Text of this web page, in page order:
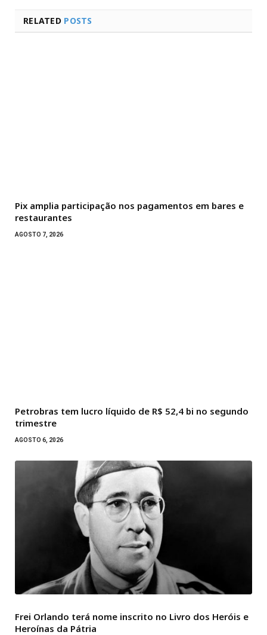
RELATED POSTS
Pix amplia participação nos pagamentos em bares e
restaurantes
AGOSTO 7, 2026
Petrobras tem lucro líquido de R$ 52,4 bi no segundo
trimestre
AGOSTO 6, 2026
Frei Orlando terá nome inscrito no Livro dos Heróis e
Heroínas da Pátria